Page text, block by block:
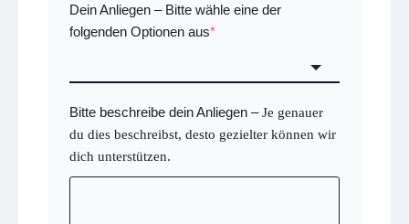
Dein Anliegen –Bitte wähle eine der
folgenden Optionen aus*
Bitte beschreibe dein Anliegen – Je genauer
du dies beschreibst, desto gezielter können wir
dich unterstützen.